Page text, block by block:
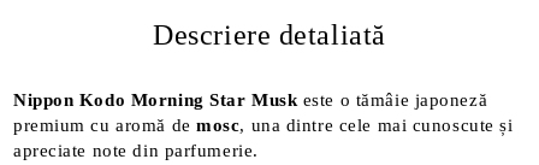
Descriere detaliată
Nippon Kodo Morning Star Musk este o tămâie japoneză
premium cu aromă demosc, una dintre cele mai cunoscute și
apreciate note din parfumerie.